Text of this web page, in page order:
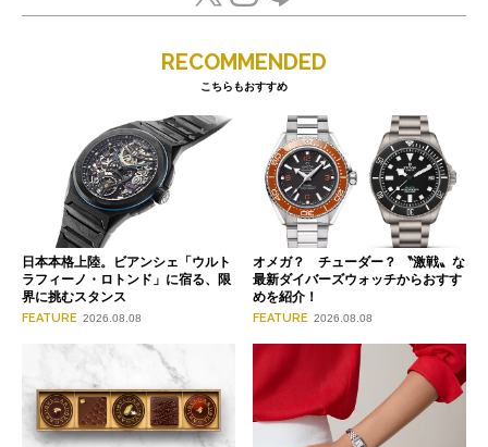
RECOMMENDED
こちらもおすすめ
日本本格上陸。ビアンシェ「ウルト
ラフィーノ・ロトンド」に宿る、限
界に挑むスタンス
FEATURE 2026.08.08
オメガ？ チューダー？ 〝激戦〟な
最新ダイバーズウォッチからおすす
めを紹介！
FEATURE 2026.08.08